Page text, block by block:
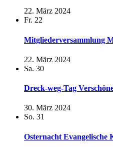
22. März 2024
Fr. 22
Mitgliederversammlung
22. März 2024
Sa. 30
Dreck-weg-Tag
30. März 2024
So. 31
Osternacht Evangelische